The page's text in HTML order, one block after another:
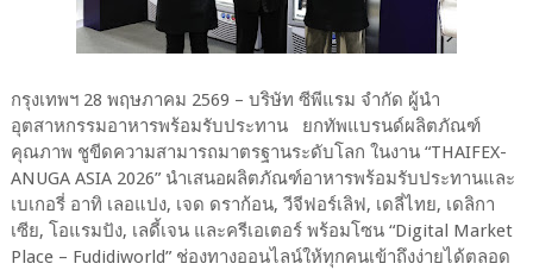
กรุงเทพฯ 28 พฤษภาคม 2569 – บริษัท ซีพีแรม จำกัด ผู้นำ
อุตสาหกรรมอาหารพร้อมรับประทาน ยกทัพแบรนด์ผลิตภัณฑ์
คุณภาพ ชูขีดความสามารถมาตรฐานระดับโลก ในงาน “THAIFEX-
ANUGA ASIA 2026” นำเสนอผลิตภัณฑ์อาหารพร้อมรับประทานและ
เบเกอรี่ อาทิ เลอแปง, เจด ดราก้อน, วีจีฟอร์เลิฟ, เดลี่ไทย, เดลิกา
เซีย, โอแรมปัง, เลดี้เจน และครีเอเตอร์ พร้อมโซน “Digital Market
Place – Fudidiworld” ช่องทางออนไลน์ให้ทุกคนเข้าถึงง่ายได้ตลอด